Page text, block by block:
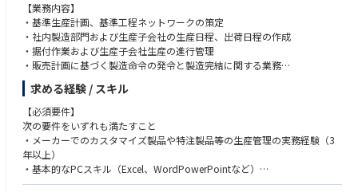
【業務内容】
・基準生産計画、基準工程ネットワークの策定
・社内製造部門および生産子会社の生産日程、出荷日程の作成
・据付作業および生産子会社生産の進行管理
・販売計画に基づく製造命令の発令と製造完結に関する業務
・製造（要員負荷、設備、スペース等）に関する課題を解決するための、
企画立案、推進
求める経験 / スキル
【必須要件】
次の要件をいずれも満たすこと
・メーカーでのカスタマイズ製品や特注製品等の生産管理の実務経験（3
年以上）
・基本的なPCスキル（Excel、WordPowerPointなど）
・チームでの業務遂行能力とコミュニケーション力